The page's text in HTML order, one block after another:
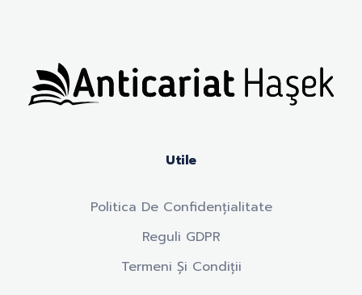
Utile
Politica De Confidențialitate
Reguli GDPR
Termeni Și Condiții